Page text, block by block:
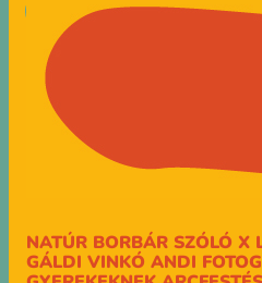
NATÚR BORBÁR SZÓLÓ X
GÁLDI VINKÓ ANDI